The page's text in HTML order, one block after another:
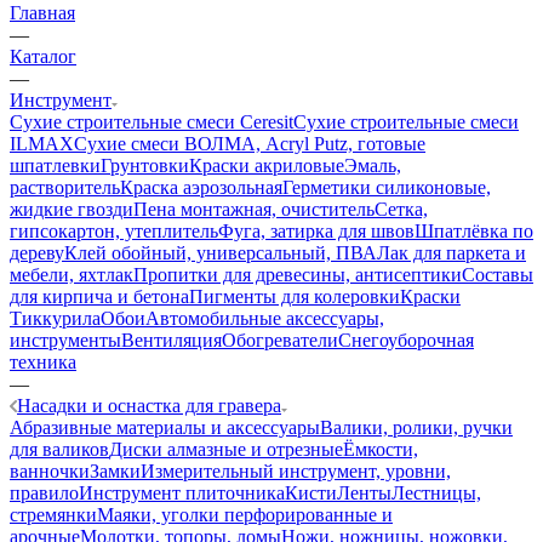
Главная
—
Каталог
—
Инструмент
Сухие строительные смеси CeresitСухие строительные смеси
ILMAXСухие смеси ВОЛМА, Acryl Putz, готовые
шпатлевкиГрунтовкиКраски акриловыеЭмаль,
растворительКраска аэрозольнаяГерметики силиконовые,
жидкие гвоздиПена монтажная, очистительСетка,
гипсокартон, утеплительФуга, затирка для швовШпатлёвка по
деревуКлей обойный, универсальный, ПВАЛак для паркета и
мебели, яхтлакПропитки для древесины, антисептикиСоставы
для кирпича и бетонаПигменты для колеровкиКраски
ТиккурилаОбоиАвтомобильные аксессуары,
инструментыВентиляцияОбогревателиСнегоуборочная
техника
—
Насадки и оснастка для гравера
Абразивные материалы и аксессуарыВалики, ролики, ручки
для валиковДиски алмазные и отрезныеЁмкости,
ванночкиЗамкиИзмерительный инструмент, уровни,
правилоИнструмент плиточникаКистиЛентыЛестницы,
стремянкиМаяки, уголки перфорированные и
арочныеМолотки, топоры, ломыНожи, ножницы, ножовки,